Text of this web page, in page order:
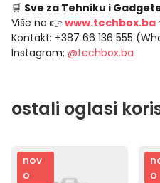
🛒 Sve za Tehniku i
Više na 👉 www.techbox.ba
Kontakt: +387 66 136 555
Instagram: @techbox.ba
ostali oglasi
nov
o
o